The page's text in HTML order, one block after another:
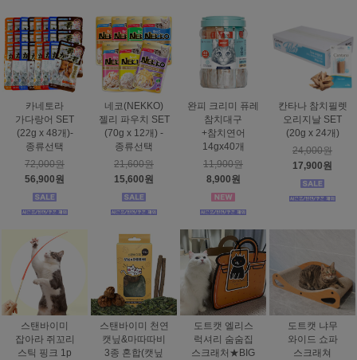
카네토라
가다랑어 SET
(22g x 48개)-
종류선택
72,000원
56,900원
네코(NEKKO)
젤리 파우치 SET
(70g x 12개) -
종류선택
21,600원
15,600원
완피 크리미 퓨레
참치대구
+참치연어
14gx40개
11,900원
8,900원
칸타나 참치필렛
오리지날 SET
(20g x 24개)
24,000원
17,900원
스탠바이미
잡아라 쥐꼬리
스틱 핑크 1p
스탠바이미 천연
캣닢&마따따비
3종 혼합(캣닢
도트캣 엘리스
럭셔리 숨숨집
스크래처★BIG
도트캣 냐무
와이드 쇼파
스크래쳐